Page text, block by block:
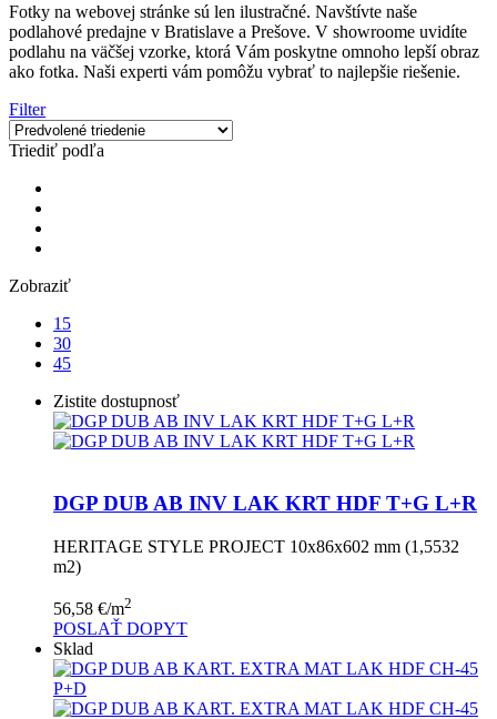
Fotky na webovej stránke sú len ilustračné. Navštívte naše
podlahové predajne v Bratislave a Prešove. V showroome uvidíte
podlahu na väčšej vzorke, ktorá Vám poskytne omnoho lepší obraz
ako fotka. Naši experti vám pomôžu vybrať to najlepšie riešenie.
Filter
Triediť podľa
Zobraziť
15
30
45
Zistite dostupnosť
DGP DUB AB INV LAK KRT HDF T+G L+R
HERITAGE STYLE PROJECT 10x86x602 mm (1,5532
m2)
56,58 €/m2
POSLAŤ DOPYT
Sklad